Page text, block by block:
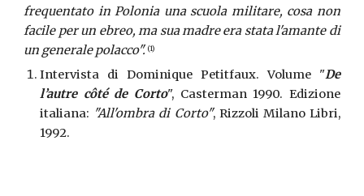
frequentato in Polonia una scuola militare, cosa non
facile per un ebreo, ma sua madre era stata l'amante di
un generale polacco". (1)
Intervista di Dominique Petitfaux. Volume "De
l’autre côté de Corto", Casterman 1990. Edizione
italiana: "All'ombra di Corto", Rizzoli Milano Libri,
1992.